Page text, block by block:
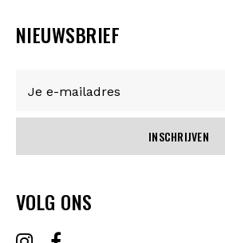
NIEUWSBRIEF
INSCHRIJVEN
VOLG ONS